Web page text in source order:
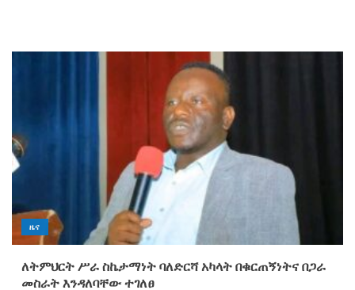
ዜና
ለትምህርት ሥራ ስኬታማነት ባለድርሻ አካላት በቁርጠኝነትና በጋራ
መስራት እንዳለባቸው ተገለፀ